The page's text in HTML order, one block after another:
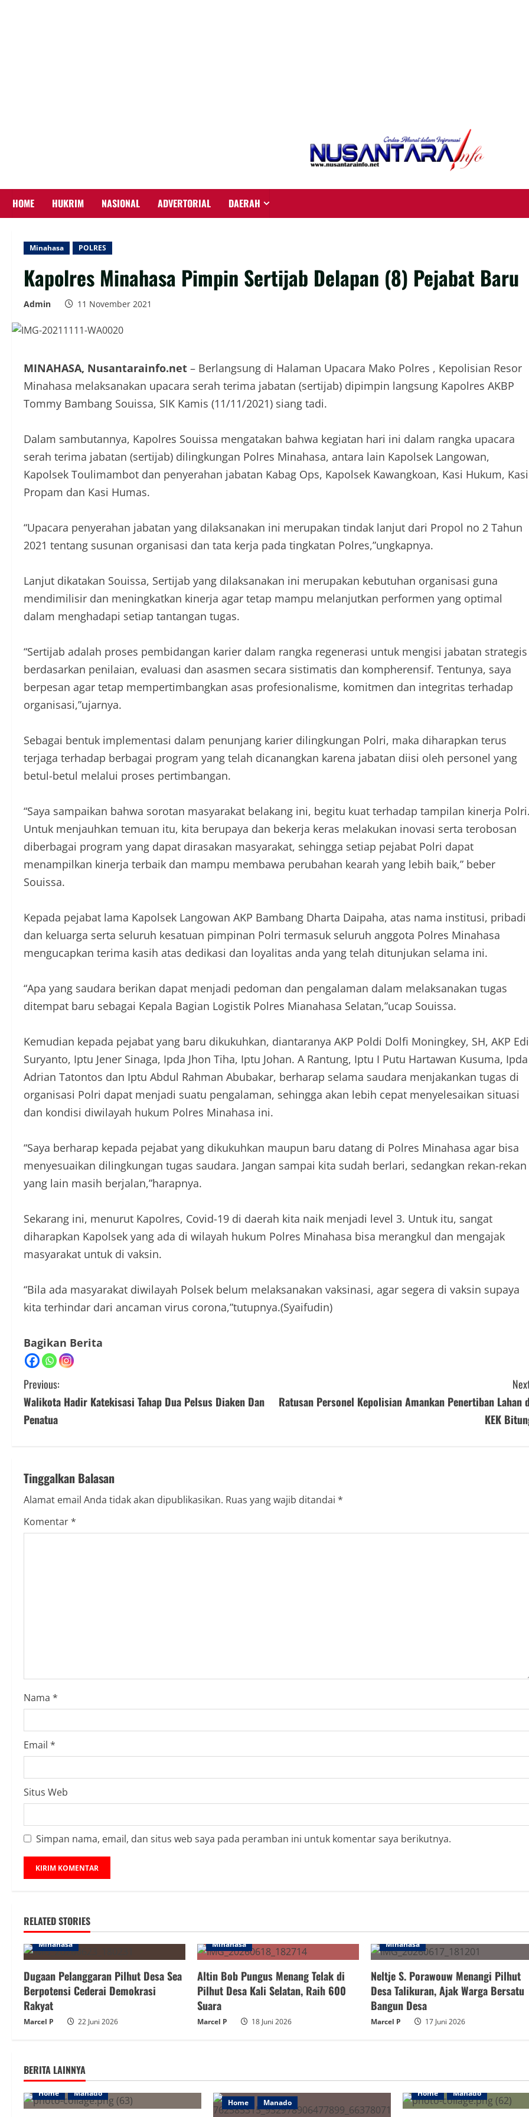
HOME HUKRIM NASIONAL ADVERTORIAL DAERAH
Minahasa POLRES
Kapolres Minahasa Pimpin Sertijab Delapan (8) Pejabat Baru
Admin 11 November 2021
MINAHASA, Nusantarainfo.net – Berlangsung di Halaman Upacara Mako Polres , Kepolisian Resor
Minahasa melaksanakan upacara serah terima jabatan (sertijab) dipimpin langsung Kapolres AKBP
Tommy Bambang Souissa, SIK Kamis (11/11/2021) siang tadi.
Dalam sambutannya, Kapolres Souissa mengatakan bahwa kegiatan hari ini dalam rangka upacara
serah terima jabatan (sertijab) dilingkungan Polres Minahasa, antara lain Kapolsek Langowan,
Kapolsek Toulimambot dan penyerahan jabatan Kabag Ops, Kapolsek Kawangkoan, Kasi Hukum, Kasi
Propam dan Kasi Humas.
“Upacara penyerahan jabatan yang dilaksanakan ini merupakan tindak lanjut dari Propol no 2 Tahun
2021 tentang susunan organisasi dan tata kerja pada tingkatan Polres,”ungkapnya.
Lanjut dikatakan Souissa, Sertijab yang dilaksanakan ini merupakan kebutuhan organisasi guna
mendimilisir dan meningkatkan kinerja agar tetap mampu melanjutkan performen yang optimal
dalam menghadapi setiap tantangan tugas.
“Sertijab adalah proses pembidangan karier dalam rangka regenerasi untuk mengisi jabatan strategis
berdasarkan penilaian, evaluasi dan asasmen secara sistimatis dan kompherensif. Tentunya, saya
berpesan agar tetap mempertimbangkan asas profesionalisme, komitmen dan integritas terhadap
organisasi,”ujarnya.
Sebagai bentuk implementasi dalam penunjang karier dilingkungan Polri, maka diharapkan terus
terjaga terhadap berbagai program yang telah dicanangkan karena jabatan diisi oleh personel yang
betul-betul melalui proses pertimbangan.
“Saya sampaikan bahwa sorotan masyarakat belakang ini, begitu kuat terhadap tampilan kinerja Polri.
Untuk menjauhkan temuan itu, kita berupaya dan bekerja keras melakukan inovasi serta terobosan
diberbagai program yang dapat dirasakan masyarakat, sehingga setiap pejabat Polri dapat
menampilkan kinerja terbaik dan mampu membawa perubahan kearah yang lebih baik,” beber
Souissa.
Kepada pejabat lama Kapolsek Langowan AKP Bambang Dharta Daipaha, atas nama institusi, pribadi
dan keluarga serta seluruh kesatuan pimpinan Polri termasuk seluruh anggota Polres Minahasa
mengucapkan terima kasih atas dedikasi dan loyalitas anda yang telah ditunjukan selama ini.
“Apa yang saudara berikan dapat menjadi pedoman dan pengalaman dalam melaksanakan tugas
ditempat baru sebagai Kepala Bagian Logistik Polres Mianahasa Selatan,”ucap Souissa.
Kemudian kepada pejabat yang baru dikukuhkan, diantaranya AKP Poldi Dolfi Moningkey, SH, AKP Edi
Suryanto, Iptu Jener Sinaga, Ipda Jhon Tiha, Iptu Johan. A Rantung, Iptu I Putu Hartawan Kusuma, Ipda
Adrian Tatontos dan Iptu Abdul Rahman Abubakar, berharap selama saudara menjakankan tugas di
organisasi Polri dapat menjadi suatu pengalaman, sehingga akan lebih cepat menyelesaikan situasi
dan kondisi diwilayah hukum Polres Minahasa ini.
“Saya berharap kepada pejabat yang dikukuhkan maupun baru datang di Polres Minahasa agar bisa
menyesuaikan dilingkungan tugas saudara. Jangan sampai kita sudah berlari, sedangkan rekan-rekan
yang lain masih berjalan,”harapnya.
Sekarang ini, menurut Kapolres, Covid-19 di daerah kita naik menjadi level 3. Untuk itu, sangat
diharapkan Kapolsek yang ada di wilayah hukum Polres Minahasa bisa merangkul dan mengajak
masyarakat untuk di vaksin.
“Bila ada masyarakat diwilayah Polsek belum melaksanakan vaksinasi, agar segera di vaksin supaya
kita terhindar dari ancaman virus corona,”tutupnya.(Syaifudin)
Bagikan Berita
C
o
i
n
u
i
n
g
Previous:
Walikota Hadir Katekisasi Tahap Dua Pelsus Diaken Dan
Penatua
Ratusan Personel Kepolisian Amankan Penertiban Lahan
KEK
Tinggalkan Balasan
Alamat email Anda tidak akan dipublikasikan. Ruas yang wajib ditandai *
Komentar*
Nama *
Email *
Situs Web
Simpan nama, email, dan situs web saya pada peramban ini untuk komentar saya berikutnya.
RELATED STORIES
Minahasa
Dugaan Pelanggaran Pilhut Desa Sea
Berpotensi Cederai Demokrasi
Rakyat
Marcel P 22 Juni 2026
Minahasa
Altin Bob Pungus Menang Telak di
Pilhut Desa Kali Selatan, Raih 600
Suara
Marcel P 18 Juni 2026
Minahasa
Neltje S. Porawouw Menangi Pilhut
Desa Talikuran, Ajak Warga Bersatu
Bangun Desa
Marcel P 17 Juni 2026
BERITA LAINNYA
Home
Manado
Home
Manado
Home Manado